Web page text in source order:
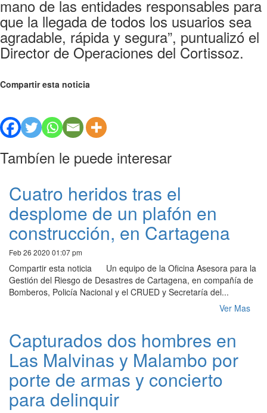
mano de las entidades responsables para
que la llegada de todos los usuarios sea
agradable, rápida y segura”, puntualizó el
Director de Operaciones del Cortissoz.
Compartir esta noticia
Tambíen le puede interesar
Cuatro heridos tras el
desplome de un plafón en
construcción, en Cartagena
Feb 26 2020 01:07 pm
Compartir esta noticia Un equipo de la Oficina Asesora para la
Gestión del Riesgo de Desastres de Cartagena, en compañía de
Bomberos, Policía Nacional y el CRUED y Secretaría del...
Ver Mas
Capturados dos hombres en
Las Malvinas y Malambo por
porte de armas y concierto
para delinquir